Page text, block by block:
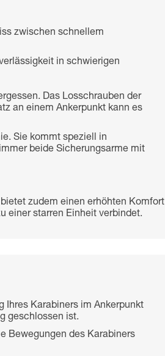
zwischen schnellem
in schwierigen
Das Losschrauben der
an einem Ankerpunkt kann es
Sie kommt speziell in
beide Sicherungsarme mit
zudem einen erhöhten Komfort
einer starren Einheit verbindet.
Ihres Karabiners im Ankerpunkt
geschlossen ist.
Bewegungen des Karabiners